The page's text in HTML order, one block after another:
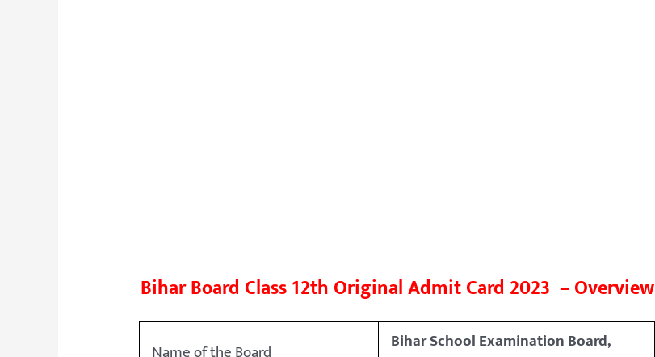
Bihar Board Class 12th Original Admit Card 2023 – Overview
Bihar School Examination Board,